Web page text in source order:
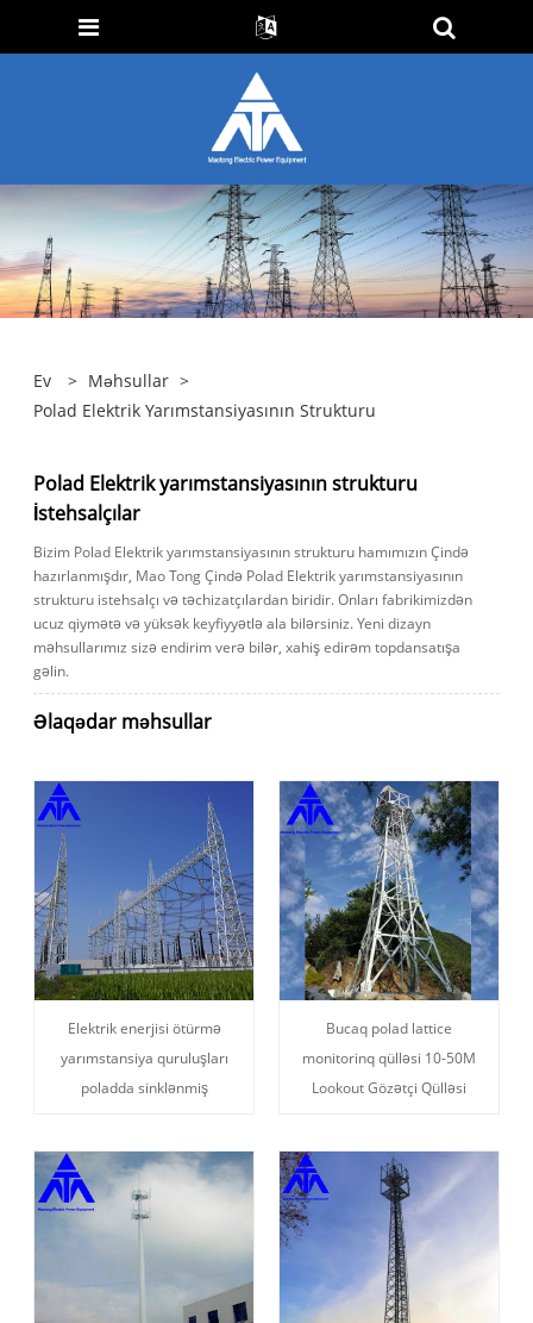
Ev > Məhsullar >
Polad Elektrik Yarımstansiyasının Strukturu
Polad Elektrik yarımstansiyasının strukturu
İstehsalçılar
Bizim Polad Elektrik yarımstansiyasının strukturu hamımızın Çində
hazırlanmışdır, Mao Tong Çində Polad Elektrik yarımstansiyasının
strukturu istehsalçı və təchizatçılardan biridir. Onları fabrikimizdən
ucuz qiymətə və yüksək keyfiyyətlə ala bilərsiniz. Yeni dizayn
məhsullarımız sizə endirim verə bilər, xahiş edirəm topdansatışa
gəlin.
Əlaqədar məhsullar
Elektrik enerjisi ötürmə
yarımstansiya quruluşları
poladda sinklənmiş
Bucaq polad lattice
monitorinq qülləsi 10-50M
Lookout Gözətçi Qülləsi